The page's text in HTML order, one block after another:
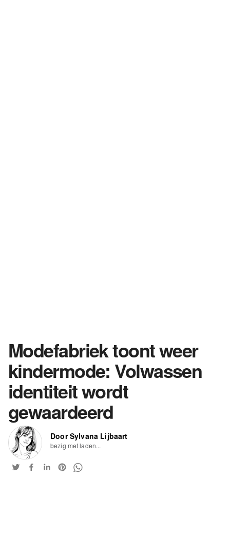
Modefabriek toont weer
kindermode: Volwassen
identiteit wordt
gewaardeerd
Door Sylvana Lijbaart
bezig met laden...